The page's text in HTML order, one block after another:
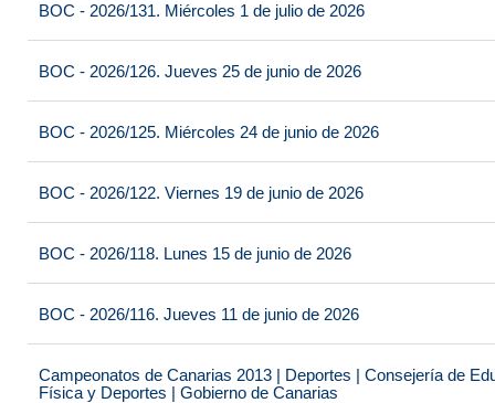
BOC - 2026/131. Miércoles 1 de julio de 2026
BOC - 2026/126. Jueves 25 de junio de 2026
BOC - 2026/125. Miércoles 24 de junio de 2026
BOC - 2026/122. Viernes 19 de junio de 2026
BOC - 2026/118. Lunes 15 de junio de 2026
BOC - 2026/116. Jueves 11 de junio de 2026
Campeonatos de Canarias 2013 | Deportes | Consejería de
Física y Deportes | Gobierno de Canarias